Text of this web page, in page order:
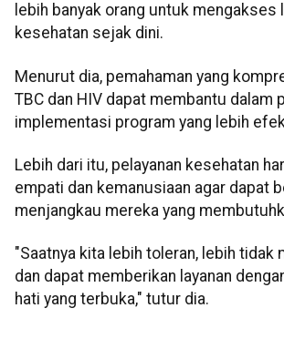
lebih banyak orang untuk mengakses
kesehatan sejak dini.
Menurut dia, pemahaman yang
TBC dan HIV dapat membantu dalam
implementasi program yang lebih
Lebih dari itu, pelayanan kesehatan
empati dan kemanusiaan agar dapat
menjangkau mereka yang
"Saatnya kita lebih toleran, lebih tidak
dan dapat memberikan layanan
hati yang terbuka," tutur dia.